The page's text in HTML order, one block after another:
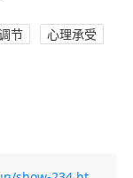
节
心理承受